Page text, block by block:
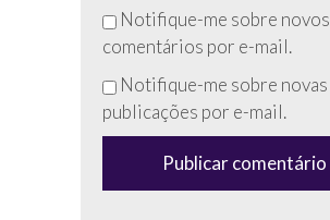
Não
preencha
esse
campo
(anti-
Notifique-me sobre novos
comentários por e-mail.
Notifique-me sobre novas
publicações por e-mail.